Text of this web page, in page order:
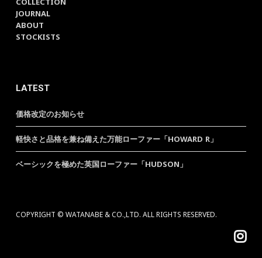
JOURNAL
ABOUT
STOCKISTS
LATEST
価格改定のお知らせ
軽快さと品格を兼ね備えた万能ローファー「HOWARD R」
ベーシックを極めた英国ローファー「HUDSON」
COPYRIGHT © WATANABE & CO.,LTD. ALL RIGHTS RESERVED.